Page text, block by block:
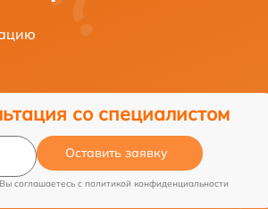
со специалистом
Оставить заявку
соглашаетесь c политикой конфиденциальности